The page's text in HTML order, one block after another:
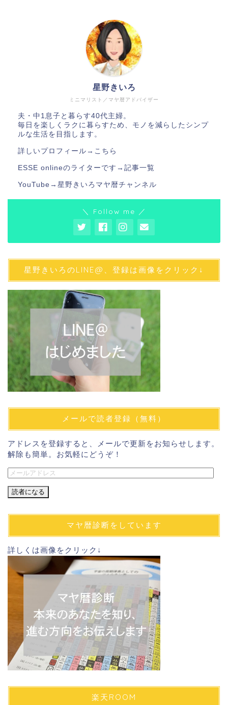
ミニマリスト／マヤ暦アドバイザー
星野きいろ
夫・中1息子と暮らす40代主婦。
毎日を楽しくラクに暮らすため、モノを減らしたシンプ
ルな生活を目指します。
詳しいプロフィール→ こちら
ESSE onlineのライターです→ 記事一覧
YouTube→ 星野きいろマヤ暦チャンネル
＼ Follow me ／
星野きいろのLINE@、登録は画像をクリック↓
メールで読者登録（無料）
アドレスを登録すると、メールで更新をお知らせします。
解除も簡単。お気軽にどうぞ！
メ
ル
ド
ス
マヤ暦診断をしています
詳しくは画像をクリック↓
楽天ROOM